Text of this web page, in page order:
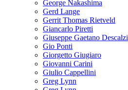
George Nakashima
Gerd Lange
Gerrit Thomas Rietveld
Giancarlo Piretti
Giuseppe Gaetano Descalzi
Gio Ponti
Giorgetto Giugiaro
Giovanni Carini
Giulio Cappellini
Greg Lynn